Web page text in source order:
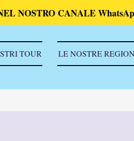
NOSTRO CANALE
TOUR LE NOSTRE